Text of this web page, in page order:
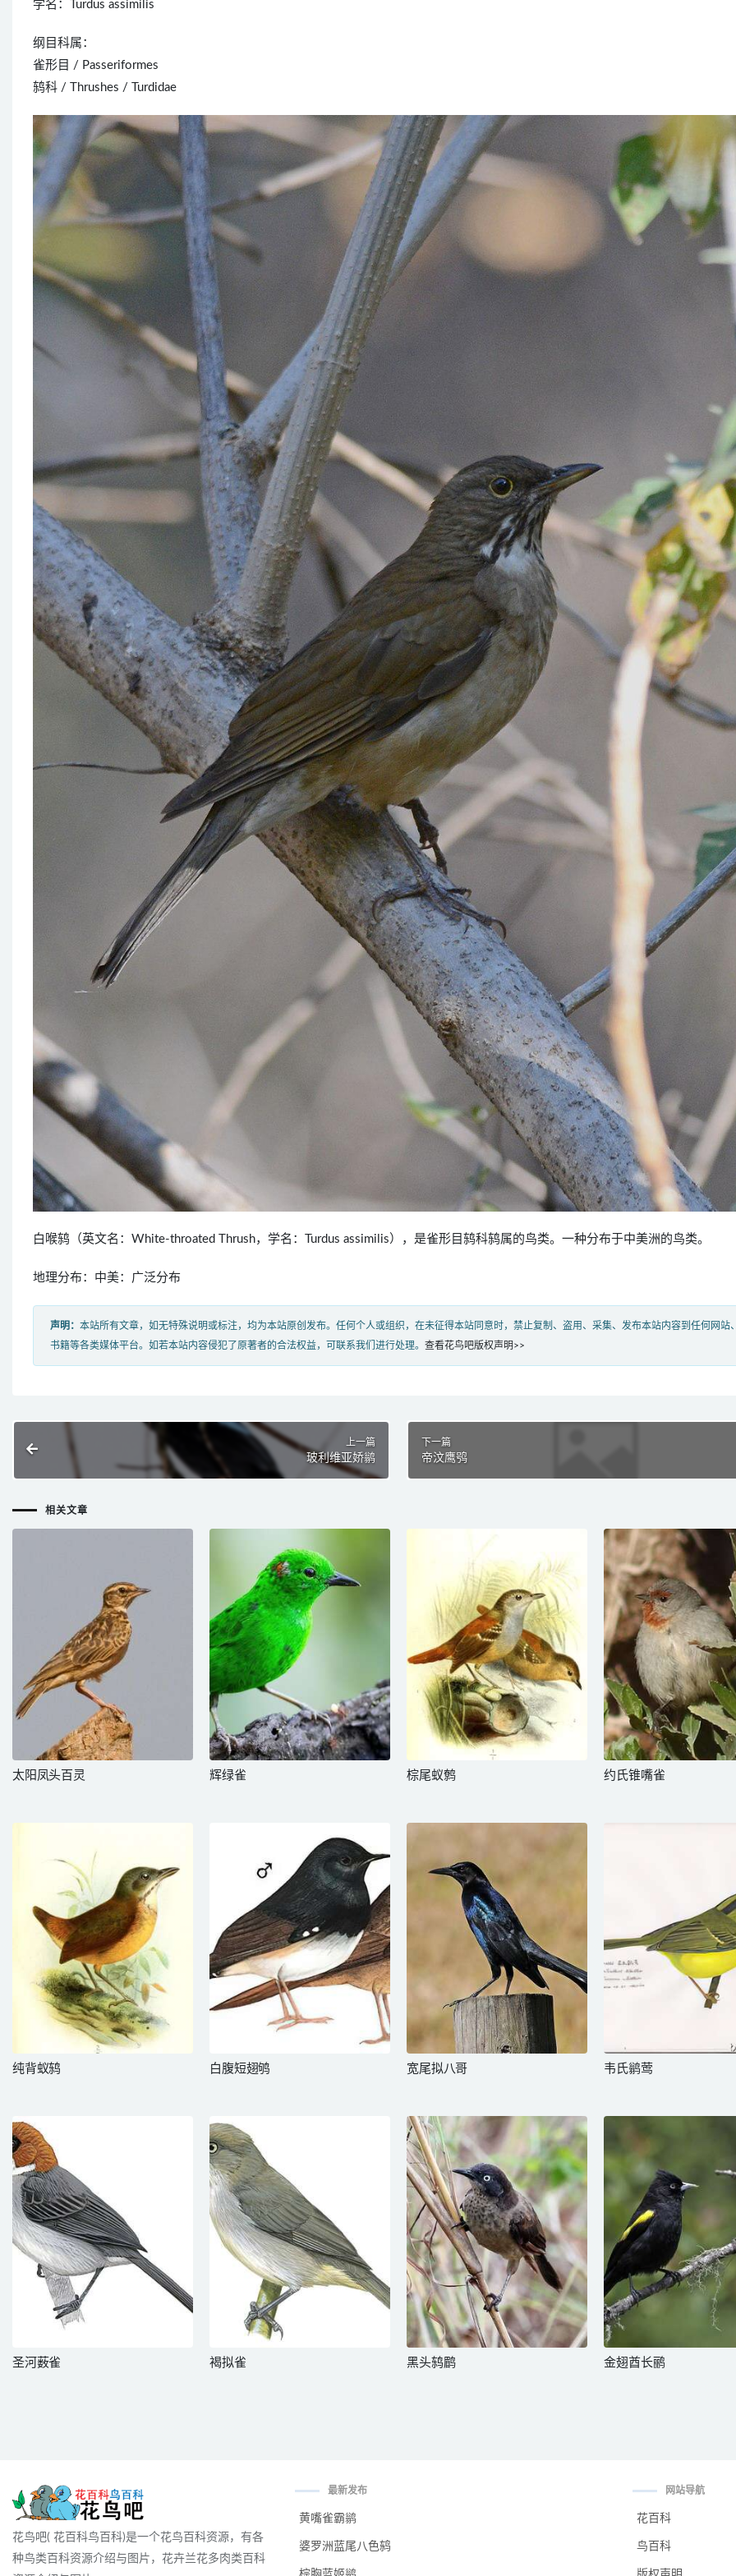
学名：Turdus assimilis
纲目科属：
雀形目 / Passeriformes
鸫科 / Thrushes / Turdidae
白喉鸫（英文名：White-throated Thrush，学名：Turdus assimilis），是雀形目鸫科鸫属的鸟类。一种分布于中美洲的鸟类。
地理分布：中美：广泛分布
声明： 本站所有文章，如无特殊说明或标注，均为本站原创发布。任何个人或组织，在未征得本站同意时，禁止复制、盗用、采集、发布本站内容到任何网站
书籍等各类媒体平台。如若本站内容侵犯了原著者的合法权益，可联系我们进行处理。 查看花鸟吧版权声明>>
上一篇
玻利维亚娇鹟
下一篇
帝汶鹰鸮
相关文章
太阳凤头百灵 辉绿雀 棕尾蚁鹩 约氏锥嘴雀
纯背蚁鸫 白腹短翅鸲 宽尾拟八哥 韦氏鹟莺
圣河薮雀 褐拟雀 黑头鸫鹛 金翅酋长鹂
花鸟吧( 花百科鸟百科)是一个花鸟百科资源，有各
种鸟类百科资源介绍与图片，花卉兰花多肉类百科
最新发布
黄嘴雀霸鹟
婆罗洲蓝尾八色鸫
网站导航
花百科
鸟百科